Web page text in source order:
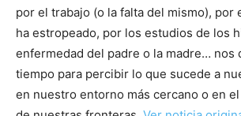
por el trabajo (o la falta del mismo), por
ha estropeado, por los estudios de los
enfermedad del padre o la madre… nos
tiempo para percibir lo que sucede a
en nuestro entorno más cercano o en